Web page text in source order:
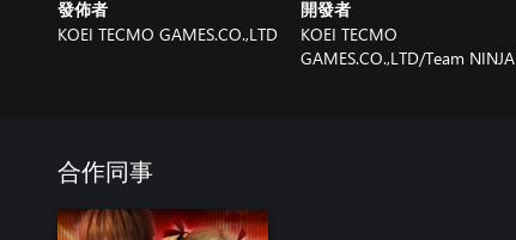
發佈者
KOEI TECMO GAMES.CO.,LTD
開發者
KOEI TECMO
GAMES.CO.,LTD/Team NINJA
合作同事